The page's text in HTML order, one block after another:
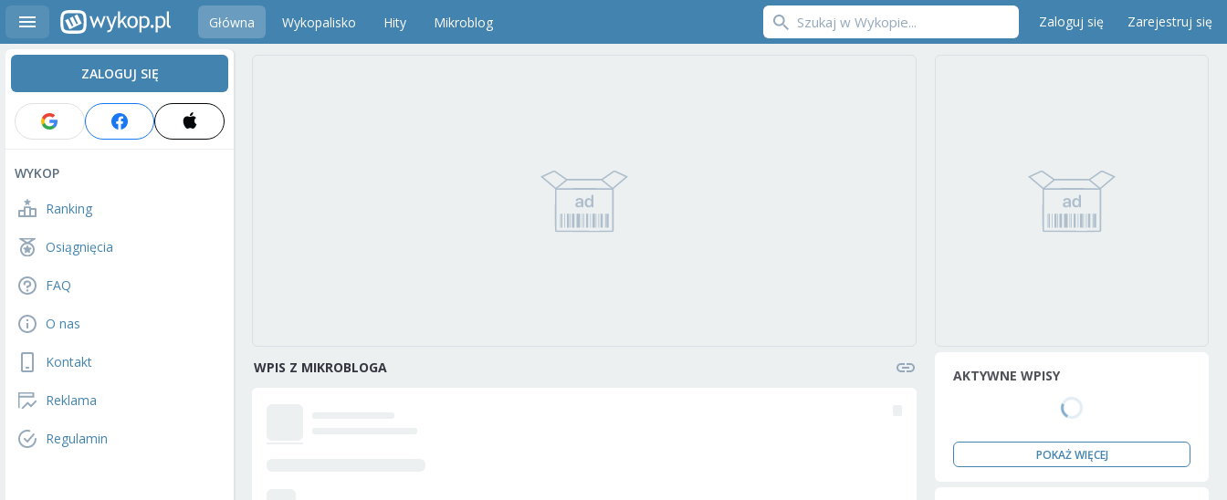
Główna Wykopalisko Hity Mikroblog Zaloguj się Zarejestruj się
ZALOGUJ SIĘ
WYKOP
Ranking
Osiągnięcia
FAQ
O nas
Kontakt
Reklama
Regulamin
WPIS Z MIKROBLOGA AKTYWNE WPISY
POKAŻ WIĘCEJ